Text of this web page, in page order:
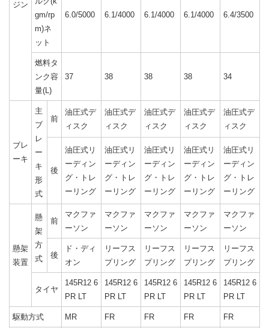
ジン
gm/rp
m)ネ
ット
6.0/5000 6.1/4000 6.1/4000 6.1/4000 6.4/3500
燃料タ
ンク容
量(L)
37 38 38 38 34
ブレ
ーキ
主
ブ
レ
ー
キ
形
式
前
油圧式デ
ィスク
油圧式デ
ィスク
油圧式デ
ィスク
油圧式デ
ィスク
油圧式デ
ィスク
後
油圧式リ
ーディン
グ・トレ
ーリング
油圧式リ
ーディン
グ・トレ
ーリング
油圧式リ
ーディン
グ・トレ
ーリング
油圧式リ
ーディン
グ・トレ
ーリング
油圧式リ
ーディン
グ・トレ
ーリング
懸架
装置
懸
架
方
式
前
マクファ
ーソン
マクファ
ーソン
マクファ
ーソン
マクファ
ーソン
マクファ
ーソン
後
ド・ディ
オン
リーフス
プリング
リーフス
プリング
リーフス
プリング
リーフス
プリング
タイヤ
145R12 6
PR LT
145R12 6
PR LT
145R12 6
PR LT
145R12 6
PR LT
145R12 6
PR LT
駆動方式 MR FR FR FR FR